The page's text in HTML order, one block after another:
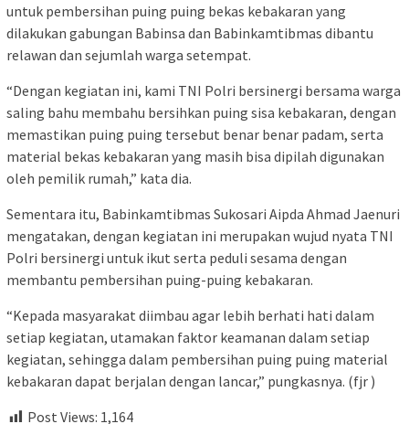
untuk pembersihan puing puing bekas kebakaran yang
dilakukan gabungan Babinsa dan Babinkamtibmas dibantu
relawan dan sejumlah warga setempat.
“Dengan kegiatan ini, kami TNI Polri bersinergi bersama warga
saling bahu membahu bersihkan puing sisa kebakaran, dengan
memastikan puing puing tersebut benar benar padam, serta
material bekas kebakaran yang masih bisa dipilah digunakan
oleh pemilik rumah,” kata dia.
Sementara itu, Babinkamtibmas Sukosari Aipda Ahmad Jaenuri
mengatakan, dengan kegiatan ini merupakan wujud nyata TNI
Polri bersinergi untuk ikut serta peduli sesama dengan
membantu pembersihan puing-puing kebakaran.
“Kepada masyarakat diimbau agar lebih berhati hati dalam
setiap kegiatan, utamakan faktor keamanan dalam setiap
kegiatan, sehingga dalam pembersihan puing puing material
kebakaran dapat berjalan dengan lancar,” pungkasnya. (fjr )
Post Views: 1,164